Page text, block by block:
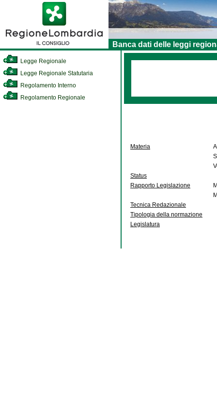
Banca dati delle leggi
Legge Regionale
Legge Regionale Statutaria
Regolamento Interno
Regolamento Regionale
Materia
Status
Rapporto Legislazione
Tecnica Redazionale
Tipologia della normazione
Legislatura